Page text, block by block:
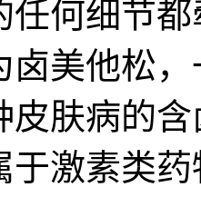
任何细节
卤美他松
皮肤病的
于激素类